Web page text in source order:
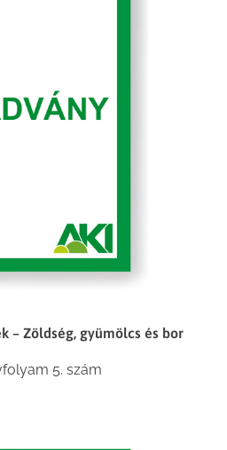
– Zöldség, gyümölcs és bor
5. szám